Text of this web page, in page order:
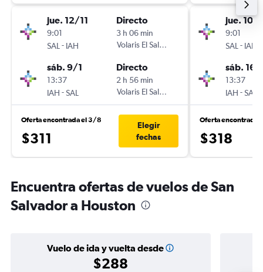
jue. 12/11
9:01
SAL - IAH
Directo
3 h 06 min
Volaris El Salvador
sáb. 9/1
13:37
IAH -SAL
Directo
2 h 56 min
Volaris El Salvador
Oferta encontrada el 3/8
$311
Elegir
fechas
jue. 10/
9:01
SAL - IAH
sáb. 16/
13:37
IAH -SAL
Oferta encontrada
$318
Encuentra ofertas de vuelos de San
Salvador a Houston
Vuelo de ida y vuelta desde
$288